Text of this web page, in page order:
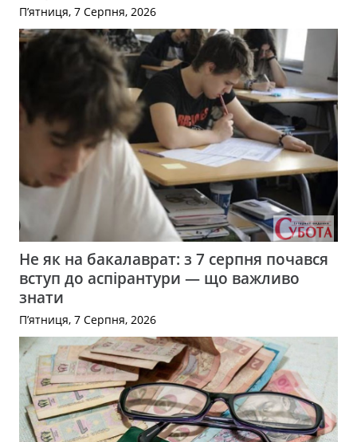
П’ятниця, 7 Серпня, 2026
Не як на бакалаврат: з 7 серпня почався
вступ до аспірантури — що важливо
знати
П’ятниця, 7 Серпня, 2026